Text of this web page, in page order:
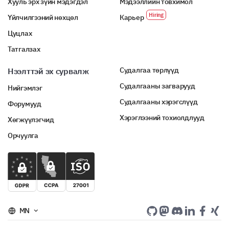
Үйлчилгээний нөхцөл
Цуцлах
Татгалзах
Карьер
Нээлттэй эх сурвалж
Нийгэмлэг
Форумууд
Хөгжүүлэгчид
Орчуулга
Судалгаа төрлүүд
Судалгааны загварууд
Судалгааны хэрэгслүүд
Хэрэглээний тохиолдлууд
MN